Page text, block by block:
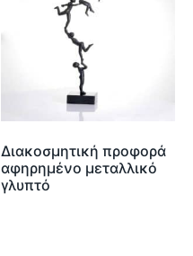
Διακοσμητική προφορά
αφηρημένο μεταλλικό
γλυπτό